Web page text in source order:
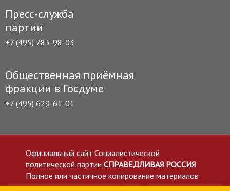
Пресс-служба
партии
+7 (495) 783-98-03
Общественная приёмная
фракции в Госдуме
+7 (495) 629-61-01
Официальный сайт Социалистической
политической партии СПРАВЕДЛИВАЯ РОССИЯ
Полное или частичное копирование материалов
приветствуется со ссылкой на сайт spravedlivo.ru